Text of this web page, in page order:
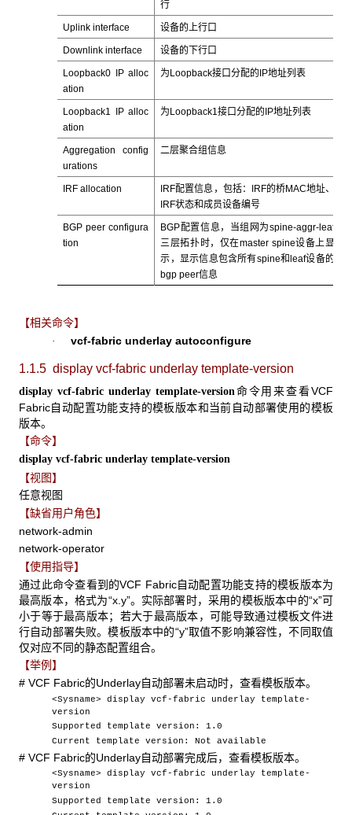
行
Uplink interface 设备的上行口
Downlink interface 设备的下行口
Loopback0 IP alloc
ation
为Loopback接口分配的IP地址列表
Loopback1 IP alloc
ation
为Loopback1接口分配的IP地址列表
Aggregation config
urations
二层聚合组信息
IRF allocation
IRF配置信息，包括：IRF的桥MAC地址、
IRF状态和成员设备编号
BGP peer configura
tion
BGP配置信息，当组网为spine-aggr-leaf
三层拓扑时，仅在master spine设备上显
示，显示信息包含所有spine和leaf设备的
bgp peer信息
【相关命令】
· vcf-fabric underlay autoconfigure
1.1.5 display vcf-fabric underlay template-version
display vcf-fabric underlay template-version 命令用来查看VCF
Fabric自动配置功能支持的模板版本和当前自动部署使用的模板
版本。
【命令】
display vcf-fabric underlay template-version
【视图】
任意视图
【缺省用户角色】
network-admin
network-operator
【使用指导】
通过此命令查看到的VCF Fabric自动配置功能支持的模板版本为
最高版本，格式为“x.y”。实际部署时，采用的模板版本中的“x”可
小于等于最高版本；若大于最高版本，可能导致通过模板文件进
行自动部署失败。模板版本中的“y”取值不影响兼容性，不同取值
仅对应不同的静态配置组合。
【举例】
# VCF Fabric的Underlay自动部署未启动时，查看模板版本。
<Sysname> display vcf-fabric underlay template-
version
Supported template version: 1.0
Current template version: Not available
# VCF Fabric的Underlay自动部署完成后，查看模板版本。
<Sysname> display vcf-fabric underlay template-
version
Supported template version: 1.0